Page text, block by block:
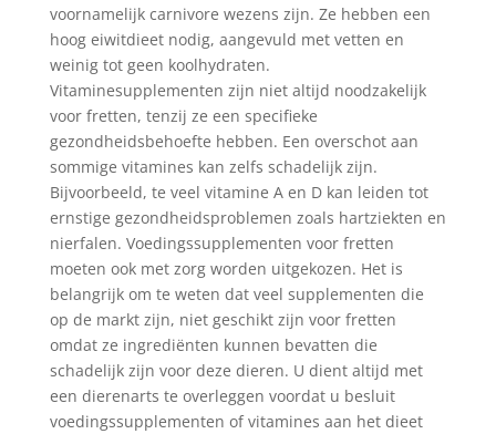
voornamelijk carnivore wezens zijn. Ze hebben een
hoog eiwitdieet nodig, aangevuld met vetten en
weinig tot geen koolhydraten.
Vitaminesupplementen zijn niet altijd noodzakelijk
voor fretten, tenzij ze een specifieke
gezondheidsbehoefte hebben. Een overschot aan
sommige vitamines kan zelfs schadelijk zijn.
Bijvoorbeeld, te veel vitamine A en D kan leiden tot
ernstige gezondheidsproblemen zoals hartziekten en
nierfalen. Voedingssupplementen voor fretten
moeten ook met zorg worden uitgekozen. Het is
belangrijk om te weten dat veel supplementen die
op de markt zijn, niet geschikt zijn voor fretten
omdat ze ingrediënten kunnen bevatten die
schadelijk zijn voor deze dieren. U dient altijd met
een dierenarts te overleggen voordat u besluit
voedingssupplementen of vitamines aan het dieet